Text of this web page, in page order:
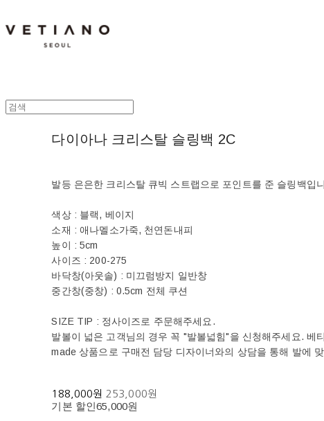
다이아나 크리스탈 슬링백 2C
발등 은은한 크리스탈 큐빅 스트랩으로 포인트를 준 슬링백입
색상 : 블랙, 베이지
소재 : 애나멜소가죽, 천연돈내피
높이 : 5cm
사이즈 : 200-275
바닥창(아웃솔) : 미끄럼방지 일반창
중간창(중창) : 0.5cm 전체 쿠션
SIZE TIP : 정사이즈로 주문해주세요.
발볼이 넓은 고객님의 경우 꼭 "발볼넓힘"을 신청해주세요. 베
made 상품으로 구매전 담당 디자이너와의 상담을 통해 발에
188,000원 253,000원
기본 할인65,000원